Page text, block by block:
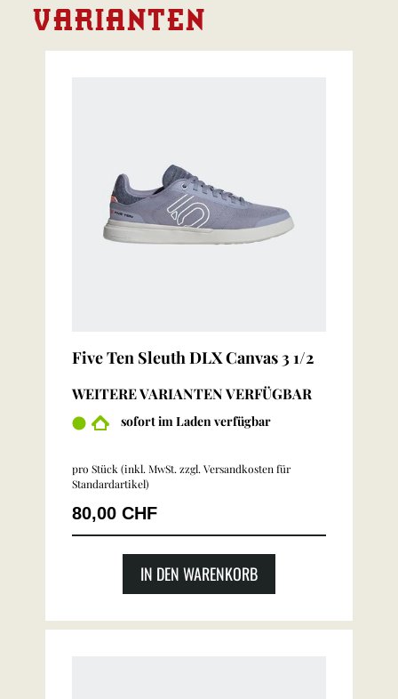
VARIANTEN
Five Ten Sleuth DLX Canvas 3 1/2
WEITERE VARIANTEN VERFÜGBAR
sofort im Laden verfügbar
pro Stück (inkl. MwSt. zzgl. Versandkosten für
Standardartikel)
80,00 CHF
IN DEN WARENKORB